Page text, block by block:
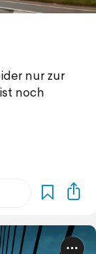
nur zur
noch